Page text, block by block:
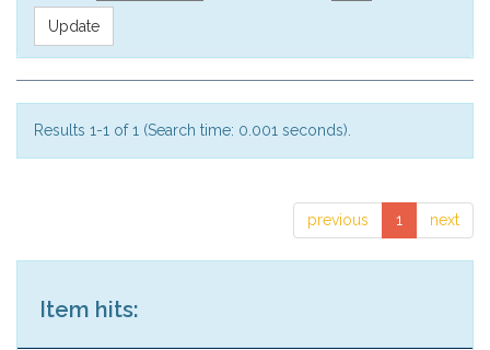
Results 1-1 of 1 (Search time: 0.001 seconds).
previous 1 next
Item hits: